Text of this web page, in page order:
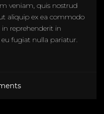
veniam, quis nostrud
aliquip ex ea commodo
reprehenderit in
fugiat nulla pariatur.